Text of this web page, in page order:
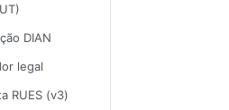
DIAN
legal
RUES (v3)